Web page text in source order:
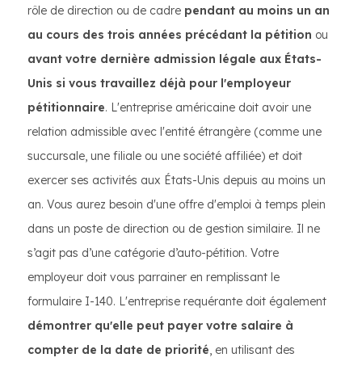
rôle de direction ou de cadre pendant au moins un an
au cours des trois années précédant la pétition ou
avant votre dernière admission légale aux États-
Unis si vous travaillez déjà pour l'employeur
pétitionnaire. L'entreprise américaine doit avoir une
relation admissible avec l'entité étrangère (comme une
succursale, une filiale ou une société affiliée) et doit
exercer ses activités aux États-Unis depuis au moins un
an. Vous aurez besoin d'une offre d'emploi à temps plein
dans un poste de direction ou de gestion similaire. Il ne
s’agit pas d’une catégorie d’auto-pétition. Votre
employeur doit vous parrainer en remplissant le
formulaire I-140. L'entreprise requérante doit également
démontrer qu'elle peut payer votre salaire à
compter de la date de priorité, en utilisant des